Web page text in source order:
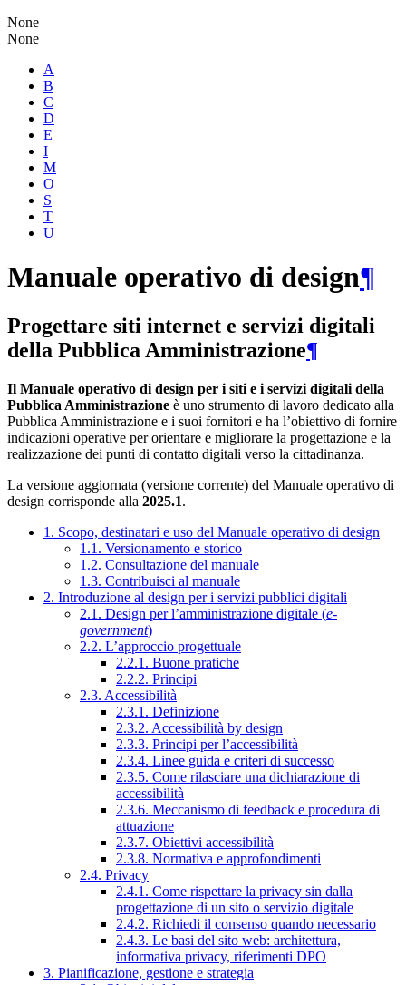
None
None
A
B
C
D
E
I
M
O
S
T
U
Manuale operativo di design¶
Progettare siti internet e servizi digitali
della Pubblica Amministrazione¶
Il Manuale operativo di design per i siti e i servizi digitali della
Pubblica Amministrazione è uno strumento di lavoro dedicato alla
Pubblica Amministrazione e i suoi fornitori e ha l’obiettivo di fornire
indicazioni operative per orientare e migliorare la progettazione e la
realizzazione dei punti di contatto digitali verso la cittadinanza.
La versione aggiornata (versione corrente) del Manuale operativo di
design corrisponde alla 2025.1.
1. Scopo, destinatari e uso del Manuale operativo di design
1.1. Versionamento e storico
1.2. Consultazione del manuale
1.3. Contribuisci al manuale
2. Introduzione al design per i servizi pubblici digitali
2.1. Design per l’amministrazione digitale (e-
government)
2.2. L’approccio progettuale
2.2.1. Buone pratiche
2.2.2. Principi
2.3. Accessibilità
2.3.1. Definizione
2.3.2. Accessibilità by design
2.3.3. Principi per l’accessibilità
2.3.4. Linee guida e criteri di successo
2.3.5. Come rilasciare una dichiarazione di
accessibilità
2.3.6. Meccanismo di feedback e procedura di
attuazione
2.3.7. Obiettivi accessibilità
2.3.8. Normativa e approfondimenti
2.4. Privacy
2.4.1. Come rispettare la privacy sin dalla
progettazione di un sito o servizio digitale
2.4.2. Richiedi il consenso quando necessario
2.4.3. Le basi del sito web: architettura,
informativa privacy, riferimenti DPO
3. Pianificazione, gestione e strategia